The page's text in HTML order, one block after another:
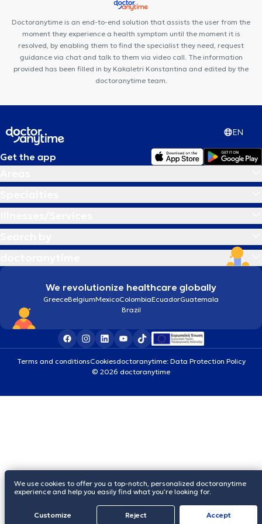
Doctoranytime is an end-to-end solution that assists the user from the
moment they experience a health symptom until the moment it is
resolved, by enabling them to find the specialist they need, request
guidance via chat and talk to them via video call. The information
provided has been filled in by Kakaletri Konstantina and edited by the
doctoranytime team.
EN
Get the app
We revolutionize healthcare globally
GreeceBelgiumMexicoColombiaEcuadorGuatemala
Brazil
Terms and conditionsCookiesdoctoranytime: Data Protection Policy
© 2026 doctoranytime
We use cookies to offer you a top-notch, personalized doctoranytime
experience and help you easily find what you’re looking for.
Customize Reject Accept